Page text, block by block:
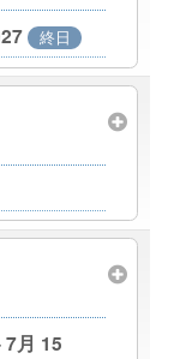
終日
月 15